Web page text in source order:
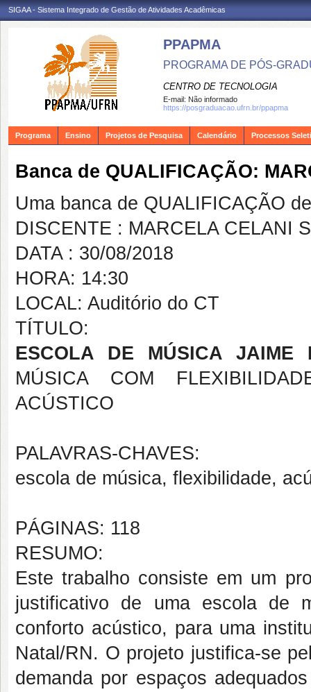
SIGAA - Sistema Integrado de Gestão de Atividades Acadêmicas
PPAPMA
PROGRAMA DE PÓS-
CENTRO DE TECNOLOGIA
E-mail: Não informado
https://posgraduacao.ufrn.br/ppapma
Programa Ensino Projetos de Pesquisa Calendário Processos
Banca de QUALIFICAÇÃO:
Uma banca de QUALIFICAÇÃO
DISCENTE : MARCELA CELANI
DATA : 30/08/2018
HORA: 14:30
LOCAL: Auditório do CT
TÍTULO:
ESCOLA DE MÚSICA JAIME
MÚSICA COM
ACÚSTICO
PALAVRAS-CHAVES:
escola de música, flexibilidade,
PÁGINAS: 118
RESUMO:
Este trabalho consiste em um
justificativo de uma escola de
conforto acústico, para uma
Natal/RN. O projeto justifica-se
demanda por espaços